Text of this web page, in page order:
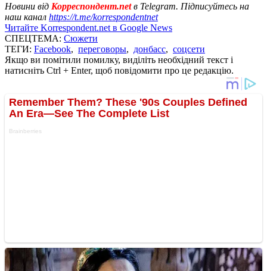
Новини від Корреспондент.netв Telegram. Підписуйтесь на
наш канал https://t.me/korrespondentnet
Читайте Korrespondent.net в Google News
СПЕЦТЕМА: Сюжети
ТЕГИ: Facebook, переговоры, донбасс, соцсети
Якщо ви помітили помилку, виділіть необхідний текст і
натисніть Ctrl + Enter, щоб повідомити про це редакцію.